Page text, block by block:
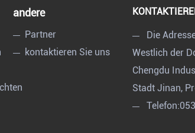
andere
Partner
kontaktieren Sie uns
Die
Westlich der
Chengdu
Stadt Jinan,
Telefon: